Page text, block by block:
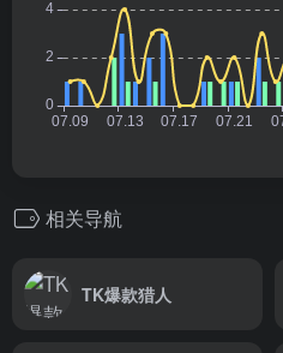
相关导航
TK爆款猎人